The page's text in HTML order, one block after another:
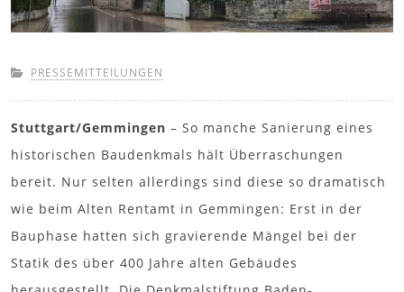
PRESSEMITTEILUNGEN
Stuttgart/Gemmingen – So manche Sanierung eines
historischen Baudenkmals hält Überraschungen
bereit. Nur selten allerdings sind diese so dramatisch
wie beim Alten Rentamt in Gemmingen: Erst in der
Bauphase hatten sich gravierende Mängel bei der
Statik des über 400 Jahre alten Gebäudes